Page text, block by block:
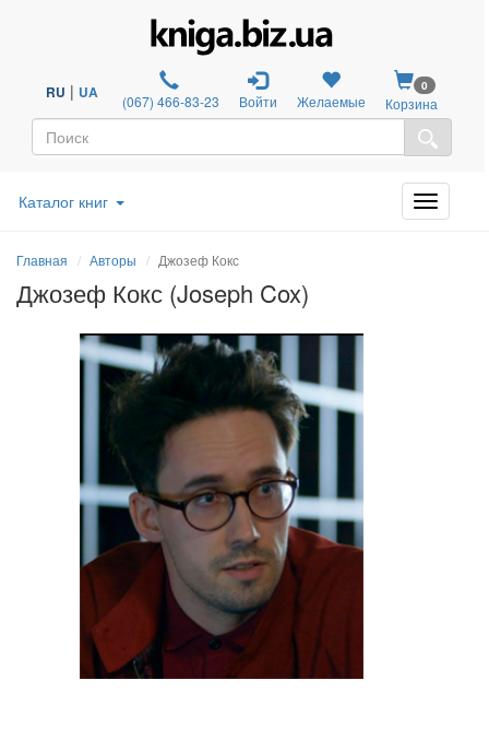
RU | UA (067) 466-83-23 Войти Желаемые
0
Корзина
Каталог книг
Главная Авторы Джозеф Кокс
Джозеф Кокс (Joseph Cox)